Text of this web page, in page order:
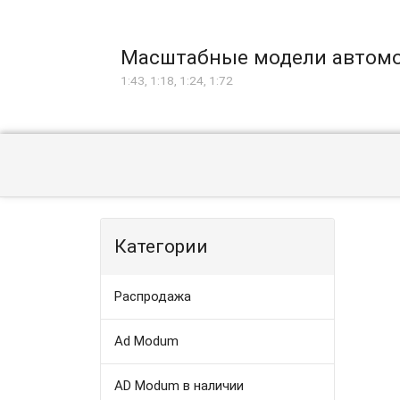
Масштабные модели
1:43, 1:18, 1:24, 1:72
Категории
Распродажа
Ad Modum
AD Modum в наличии